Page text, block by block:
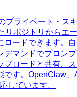
ライベート・スキ
リポジトリからエ
ロードできます。
デマンドでプロン
プロードと共有、
です。OpenClaw
しています。